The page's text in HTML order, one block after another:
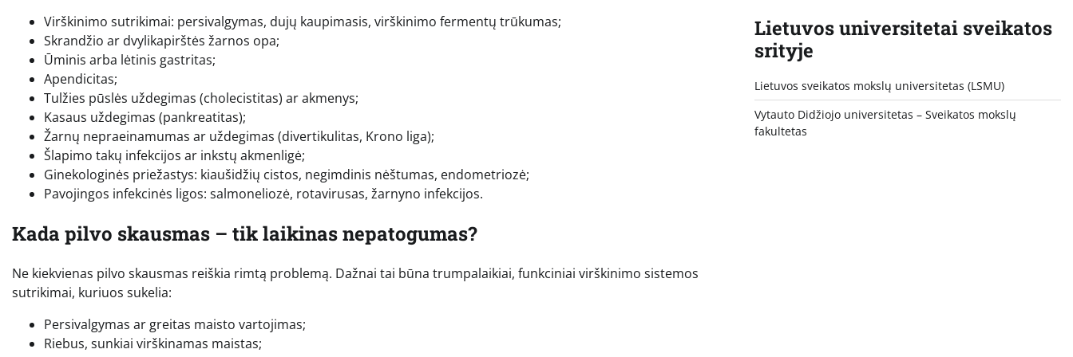
Virškinimo sutrikimai: persivalgymas, dujų kaupimasis, virškinimo fermentų trūkumas;
Skrandžio ar dvylikapirštės žarnos opa;
Ūminis arba lėtinis gastritas;
Apendicitas;
Tulžies pūslės uždegimas (cholecistitas) ar akmenys;
Kasaus uždegimas (pankreatitas);
Žarnų nepraeinamumas ar uždegimas (divertikulitas, Krono liga);
Šlapimo takų infekcijos ar inkstų akmenligė;
Ginekologinės priežastys: kiaušidžių cistos, negimdinis nėštumas, endometriozė;
Pavojingos infekcinės ligos: salmoneliozė, rotavirusas, žarnyno infekcijos.
Kada pilvo skausmas – tik laikinas nepatogumas?
Ne kiekvienas pilvo skausmas reiškia rimtą problemą. Dažnai tai būna trumpalaikiai, funkciniai virškinimo sistemos
sutrikimai, kuriuos sukelia:
Persivalgymas ar greitas maisto vartojimas;
Riebus, sunkiai virškinamas maistas;
Lietuvos universitetai sveikatos
srityje
Lietuvos sveikatos mokslų universitetas (LSMU)
Vytauto Didžiojo universitetas – Sveikatos mokslų
fakultetas